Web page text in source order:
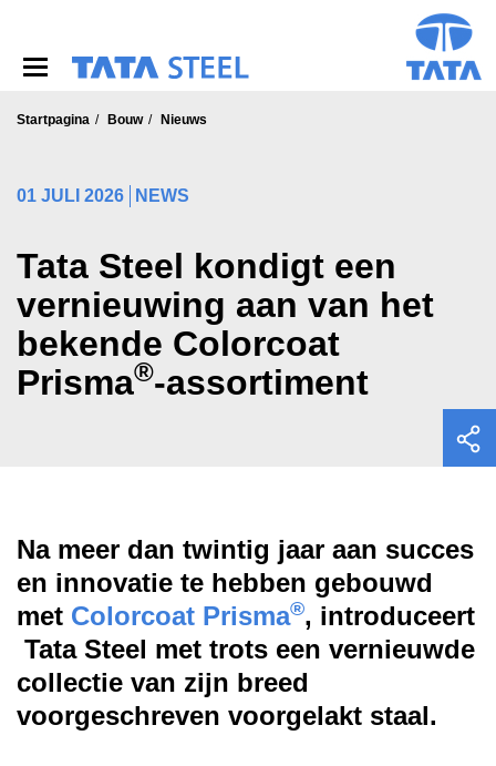
Startpagina Bouw Nieuws
01 JULI 2026 NEWS
Tata Steel kondigt een
vernieuwing aan van het
bekende Colorcoat
Prisma®-assortiment
Na meer dan twintig jaar aan succes
en innovatie te hebben gebouwd
met Colorcoat Prisma®, introduceert
Tata Steel met trots een vernieuwde
collectie van zijn breed
voorgeschreven voorgelakt staal.